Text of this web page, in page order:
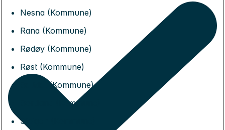
Nesna (Kommune)
Rana (Kommune)
Rødøy (Kommune)
Røst (Kommune)
Saltdal (Kommune)
Sortland (Kommune)
Steigen (Kommune)